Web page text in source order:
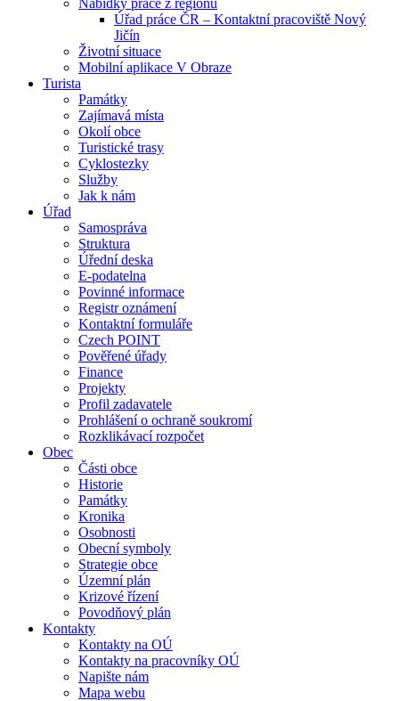
Nabídky práce z regionu
Úřad práce ČR – Kontaktní pracoviště Nový
Jičín
Životní situace
Mobilní aplikace V Obraze
Turista
Památky
Zajímavá místa
Okolí obce
Turistické trasy
Cyklostezky
Služby
Jak k nám
Úřad
Samospráva
Struktura
Úřední deska
E-podatelna
Povinné informace
Registr oznámení
Kontaktní formuláře
Czech POINT
Pověřené úřady
Finance
Projekty
Profil zadavatele
Prohlášení o ochraně soukromí
Rozklikávací rozpočet
Obec
Části obce
Historie
Památky
Kronika
Osobnosti
Obecní symboly
Strategie obce
Územní plán
Krizové řízení
Povodňový plán
Kontakty
Kontakty na OÚ
Kontakty na pracovníky OÚ
Napište nám
Mapa webu